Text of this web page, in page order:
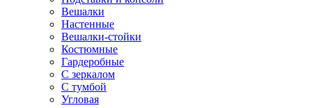
Вешалки
Настенные
Вешалки-стойки
Костюмные
Гардеробные
С зеркалом
С тумбой
Угловая